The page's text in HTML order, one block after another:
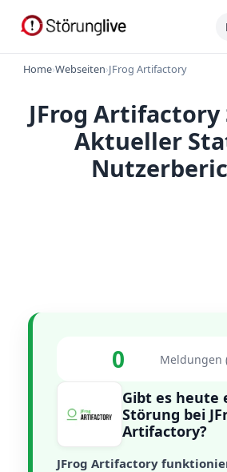
Home›Webseiten›JFrog Artifactory
JFrog Artifactory
Aktueller
0 Meldungen
Gibt es heute
Störung bei
Artifactory?
JFrog Artifactory